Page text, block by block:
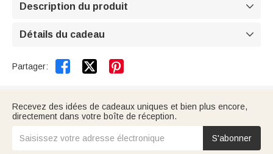
Description du produit 
Détails du cadeau 
Partager:  
Recevez des idées de cadeaux uniques et bien plus encore,
directement dans votre boîte de réception.
S'abonner